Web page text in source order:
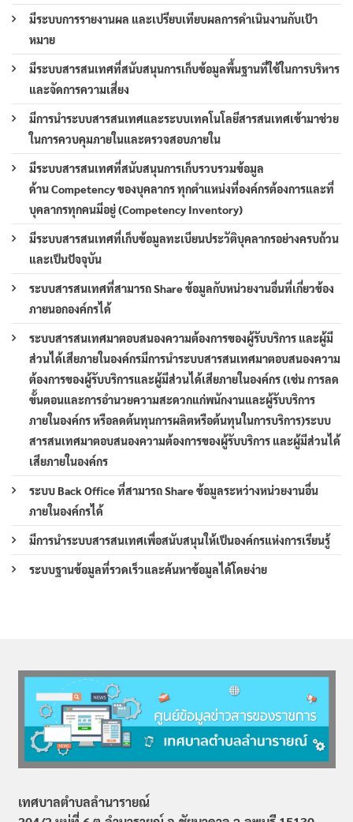
มีระบบการรายงานผล และเปรียบเทียบผลการดำเนินงานกับเป้า
หมาย
มีระบบสารสนเทศที่สนับสนุนการเก็บข้อมูลพื้นฐานที่ใช้ในการบริหาร
และจัดการความเสี่ยง
มีการนำระบบสารสนเทศและระบบเทคโนโลยีสารสนเทศเข้ามาช่วย
ในการควบคุมภายในและตรวจสอบภายใน
มีระบบสารสนเทศที่สนับสนุนการเก็บรวบรวมข้อมูล
ด้าน Competency ของบุคลากร ทุกตำแหน่งที่องค์กรต้องการและที่
บุคลากรทุกคนมีอยู่ (Competency Inventory)
มีระบบสารสนเทศที่เก็บข้อมูลทะเบียนประวัติบุคลากรอย่างครบถ้วน
และเป็นปัจจุบัน
ระบบสารสนเทศที่สามารถ Share ข้อมูลกับหน่วยงานอื่นที่เกี่ยวข้อง
ภายนอกองค์กรได้
ระบบสารสนเทศมาตอบสนองความต้องการของผู้รับบริการ และผู้มี
ส่วนได้เสียภายในองค์กรมีการนำระบบสารสนเทศมาตอบสนองความ
ต้องการของผู้รับบริการและผู้มีส่วนได้เสียภายในองค์กร (เช่น การลด
ขั้นตอนและการอำนวยความสะดวกแก่พนักงานและผู้รับบริการ
ภายในองค์กร หรือลดต้นทุนการผลิตหรือต้นทุนในการบริการ)ระบบ
สารสนเทศมาตอบสนองความต้องการของผู้รับบริการ และผู้มีส่วนได้
เสียภายในองค์กร
ระบบ Back Office ที่สามารถ Share ข้อมูลระหว่างหน่วยงานอื่น
ภายในองค์กรได้
มีการนำระบบสารสนเทศเพื่อสนับสนุนให้เป็นองค์กรแห่งการเรียนรู้
ระบบฐานข้อมูลที่รวดเร็วและค้นหาข้อมูลได้โดยง่าย
เทศบาลตำบลลำนารายณ์